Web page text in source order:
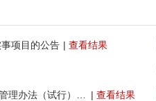
项目的公告 | 查看结果
| 查看结果